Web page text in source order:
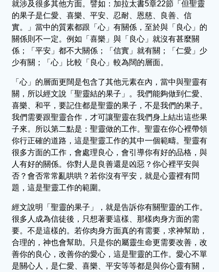
就涉及很多其他方面。譬如：加拉太書5章22節「但聖靈
的果子是仁愛、喜樂、平安、忍耐、恩慈、良善、信
實。」當中的質素都跟「心」有關係，至於與「良心」的
關係則不一定。例如「喜樂」與「良心」就沒有甚麼關
係；「平安」都不大關係；「信實」就有關；「仁愛」少
少有關；「心」比較「良心」較為闊的層面。
「心」的層面更闊是包含了其他元素在內，當中與聖靈有
關，所以經文說「聖靈結的果子」。我們能夠做到仁愛、
喜樂、和平，要記住都是聖靈的果子，不是我們的果子。
我們需要跟聖靈合作，才可讓聖靈在我們身上結出這些果
子來。所以第二點是：聖靈做的工作。聖靈在你心裡帶領
你行正確的道路，這是聖靈工作的其中一個範疇。聖靈有
很多方面的工作，會處理良心，會引導你有好的品格，與
人有好的關係。你對人是良善還是凶惡？你心裡平安與
否？會否常常亂哄哄？若你沒有平安，就是心靈裡有問
題，這是聖靈工作的範圍。
經文說明「聖靈的果子」，就是告訴你有關聖靈的工作。
很多人成為信徒後，只想著要這樣、那樣肉身方面的需
要。不是這樣的。若你肉身方面真的有需要，求神幫助，
合理的，神也會幫助。只是你的屬靈生命更需要改善，改
善你的良心，改善你的愛心，這是聖靈的工作。愛心不單
是關心人，是仁愛、喜樂、平安等等都是與你心靈有關，